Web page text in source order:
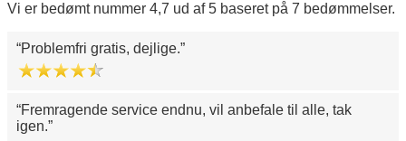
Vi er bedømt nummer 4,7 ud af 5 baseret på 7 bedømmelser.
Problemfri gratis, dejlige.
Fremragende service endnu, vil anbefale til alle, tak
igen.